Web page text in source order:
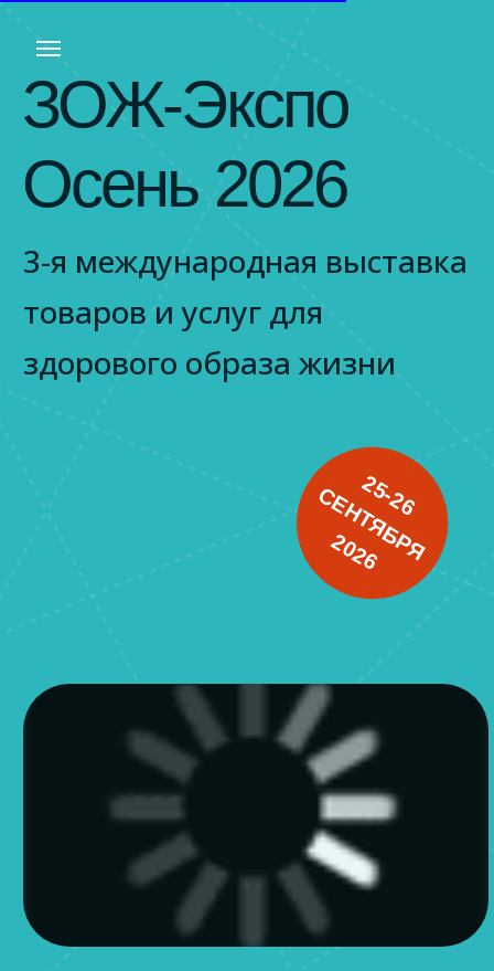
ЗОЖ-Экспо
Осень 2026
2
5
-
2
6
С
Е
Н
Т
Я
Б
Я
0
2
Москва | ТВК «Тишинка»
Выставочный зал «Т-Модуль»
3-я международная выставка
товаров и услуг для
здорового образа жизни